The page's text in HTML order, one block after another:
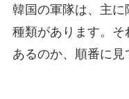
韓国の軍隊は、主
種類があります。
あるのか、順番に見